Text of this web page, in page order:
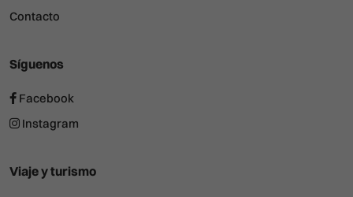
Contacto
Síguenos
Facebook
Instagram
Viaje y turismo